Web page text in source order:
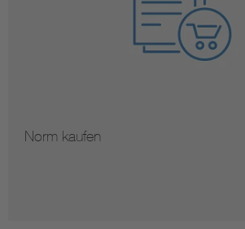
Norm kaufen